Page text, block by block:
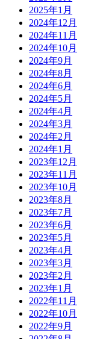
2025年1月
2024年12月
2024年11月
2024年10月
2024年9月
2024年8月
2024年6月
2024年5月
2024年4月
2024年3月
2024年2月
2024年1月
2023年12月
2023年11月
2023年10月
2023年8月
2023年7月
2023年6月
2023年5月
2023年4月
2023年3月
2023年2月
2023年1月
2022年11月
2022年10月
2022年9月